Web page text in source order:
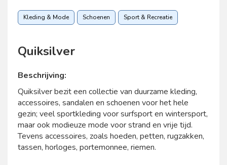
Kleding & Mode Schoenen Sport & Recreatie
Quiksilver
Beschrijving:
Quiksilver bezit een collectie van duurzame kleding,
accessoires, sandalen en schoenen voor het hele
gezin; veel sportkleding voor surfsport en wintersport,
maar ook modieuze mode voor strand en vrije tijd.
Tevens accessoires, zoals hoeden, petten, rugzakken,
tassen, horloges, portemonnee, riemen.